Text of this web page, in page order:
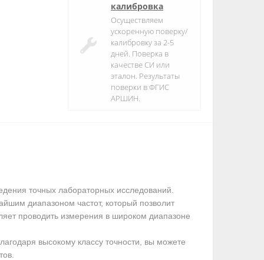
калибровка
Осуществляем
ускоренную поверку/
калибровку за 2-5
дней. Поверка в
качестве СИ или
эталон. Результаты
поверки в ФГИС
АРШИН.
точных лабораторных исследований.
диапазоном частот, который позволит
проводить измерения в широком диапазоне
высокому классу точности, вы можете